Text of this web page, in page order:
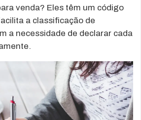
venda? Eles têm um código
a classificação de
a necessidade de declarar cada